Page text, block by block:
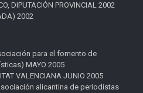
DIPUTACIÓN PROVINCIAL 2002
2002
para el fomento de
MAYO 2005
VALENCIANA JUNIO 2005
alicantina de periodistas